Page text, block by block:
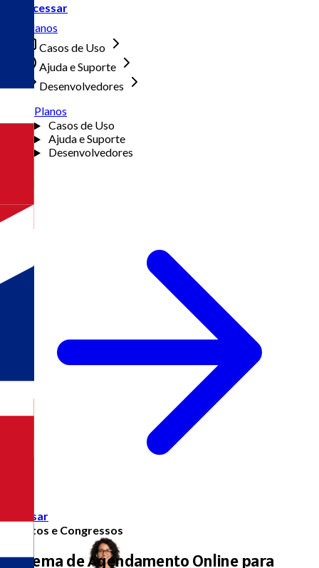
Acessar
Planos
Casos de Uso
Ajuda e Suporte
Desenvolvedores
Planos
Casos de Uso
Ajuda e Suporte
Desenvolvedores
Acessar
Eventos e Congressos
Sistema de Agendamento Online para